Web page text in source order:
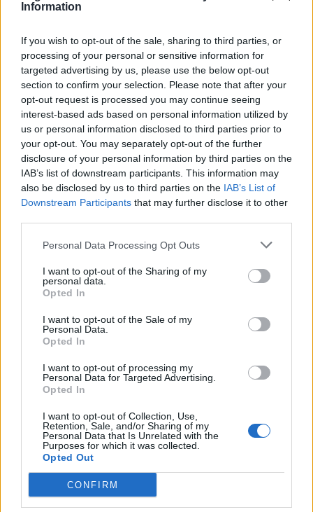
Information
If you wish to opt-out of the sale, sharing to third parties, or
processing of your personal or sensitive information for
targeted advertising by us, please use the below opt-out
section to confirm your selection. Please note that after your
opt-out request is processed you may continue seeing
interest-based ads based on personal information utilized by
us or personal information disclosed to third parties prior to
your opt-out. You may separately opt-out of the further
disclosure of your personal information by third parties on the
IAB’s list of downstream participants. This information may
also be disclosed by us to third parties on the IAB’s List of
Downstream Participants that may further disclose it to other
Personal Data Processing Opt Outs
I want to opt-out of the Sharing of my
personal data.
Opted In
I want to opt-out of the Sale of my
Personal Data.
Opted In
I want to opt-out of processing my
Personal Data for Targeted Advertising.
Opted In
I want to opt-out of Collection, Use,
Retention, Sale, and/or Sharing of my
Personal Data that Is Unrelated with the
Purposes for which it was collected.
Opted Out
CONFIRM
PIÙ INFORMAZIONI SU
giornata in memoria delle vittime delle mafie
istituto "barbara melzi" di legnano
libera legnano
LEGGI GLI ALTRI ARTICOLI DI
LEGNANO
Selezioniamo per te
Il meglio di
Iscriviti alla
newsletter
Commenti
Accedioregistratiper commentare questo
articolo.
L'email è richiesta ma non verrà mostrata ai visitatori. Il contenuto di questo
commento esprime il pensiero dell'autore e non rappresenta la linea editoriale
di VareseNews.it, che rimane autonoma e indipendente. I messaggi inclusi nei
commenti non sono testi giornalistici, ma post inviati dai singoli lettori che
possono essere automaticamente pubblicati senza filtro preventivo. I commenti
che includano uno o più link a siti esterni verranno rimossi in automatico dal
sistema.